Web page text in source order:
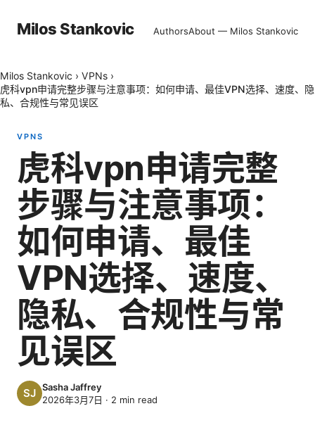
Milos Stankovic AuthorsAbout — Milos Stankovic
Milos Stankovic › VPNs ›
虎科vpn申请完整步骤与注意事项：如何申请、最佳VPN选择、速度、隐
私、合规性与常见误区
VPNS
虎科vpn申请完整
步骤与注意事项：
如何申请、最佳
VPN选择、速度、
隐私、合规性与常
见误区
Sasha Jaffrey
2026年3月7日 · 2 min read